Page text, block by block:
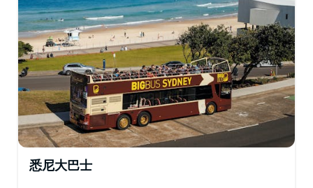
悉尼大巴士